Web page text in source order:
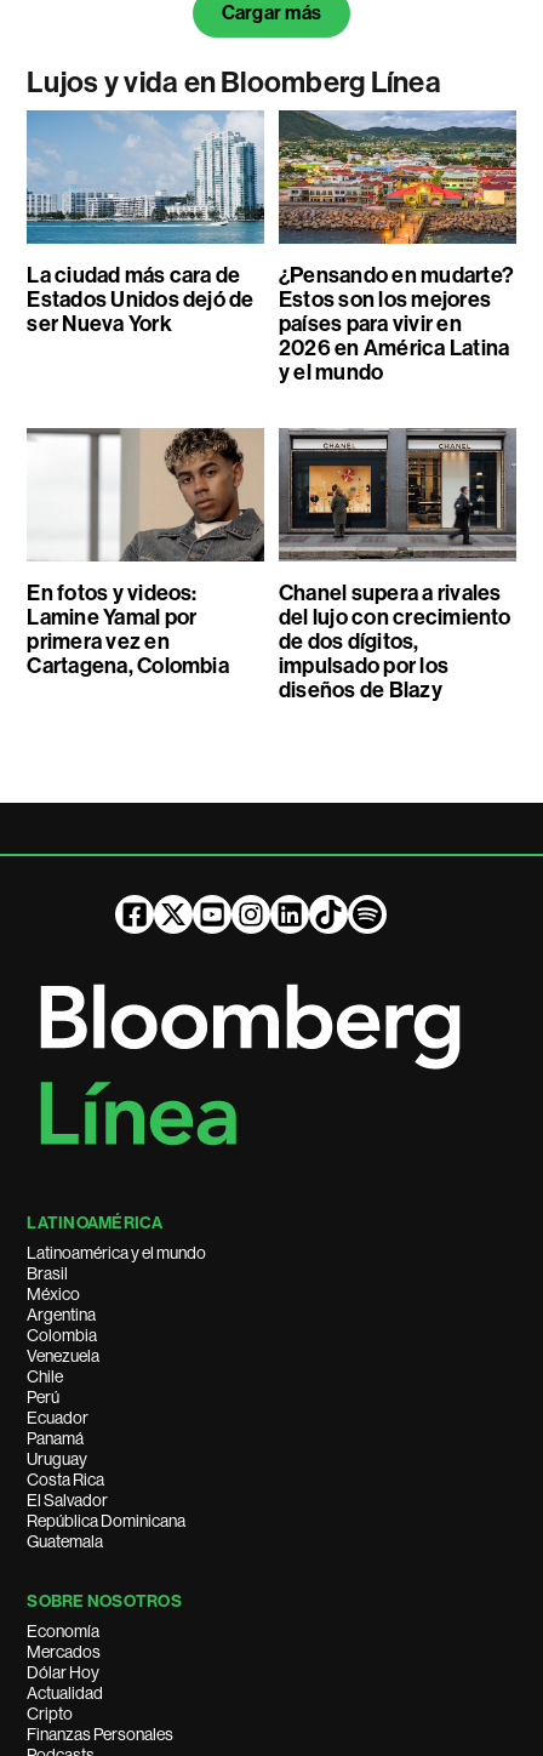
Cargar más
Lujos y vida en Bloomberg Línea
La ciudad más cara de
Estados Unidos dejó de
ser Nueva York
¿Pensando en mudarte?
Estos son los mejores
países para vivir en
2026 en América Latina
y el mundo
En fotos y videos:
Lamine Yamal por
primera vez en
Cartagena, Colombia
Chanel supera a rivales
del lujo con crecimiento
de dos dígitos,
impulsado por los
diseños de Blazy
LATINOAMÉRICA
Latinoamérica y el mundo
Brasil
México
Argentina
Colombia
Venezuela
Chile
Perú
Ecuador
Panamá
Uruguay
Costa Rica
El Salvador
República Dominicana
Guatemala
SOBRE NOSOTROS
Economía
Mercados
Dólar Hoy
Actualidad
Cripto
Finanzas Personales